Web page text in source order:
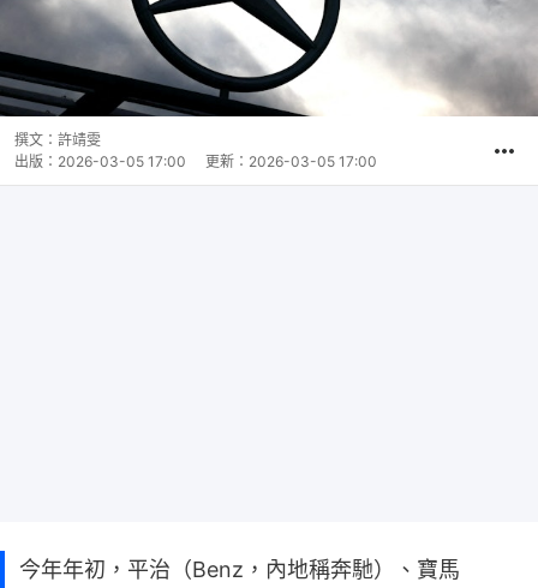
撰文： 許靖雯
出版： 2026-03-05 17:00 更新： 2026-03-05 17:00
今年年初，平治（Benz，內地稱奔馳）、寶馬